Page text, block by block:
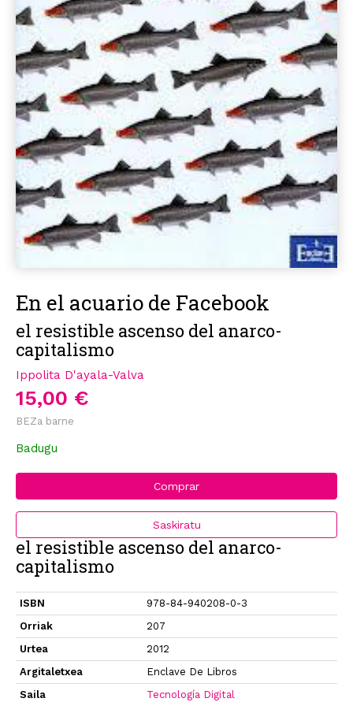
En el acuario de Facebook
el resistible ascenso del anarco-
capitalismo
Ippolita D'ayala-Valva
15,00 €
BEZa barne
Badugu
Comprar
Saskiratu
el resistible ascenso del anarco-
capitalismo
ISBN
978-84-940208-0-3
Orriak
207
Urtea
2012
Argitaletxea
Enclave De Libros
Saila
Tecnología Digital